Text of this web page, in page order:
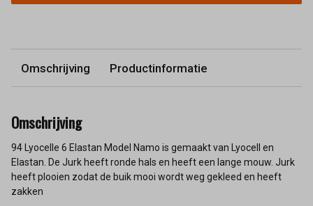
Omschrijving Productinformatie
Omschrijving
94 Lyocelle 6 Elastan Model Namo is gemaakt van Lyocell en
Elastan. De Jurk heeft ronde hals en heeft een lange mouw. Jurk
heeft plooien zodat de buik mooi wordt weg gekleed en heeft
zakken